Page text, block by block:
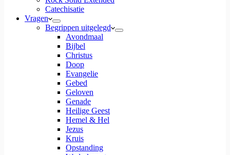
Catechisatie
Vragen
Begrippen uitgelegd
Avondmaal
Bijbel
Christus
Doop
Evangelie
Gebed
Geloven
Genade
Heilige Geest
Hemel & Hel
Jezus
Kruis
Opstanding